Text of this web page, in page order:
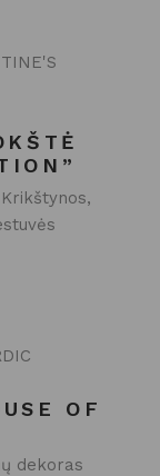
Krikštynos
OF
dekoras